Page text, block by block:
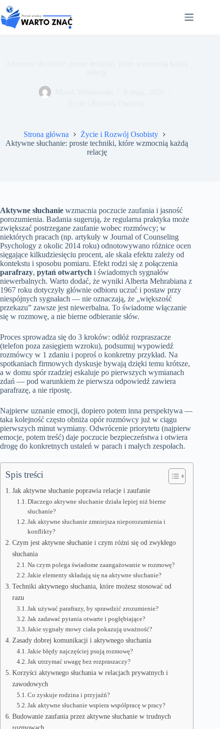
do
treści
Strona główna
Życie i Rozwój Osobisty
Aktywne słuchanie: proste techniki, które wzmocnią każdą
relację
Aktywne słuchanie wzmacnia poczucie zaufania i jasność
porozumienia. Badania sugerują, że regularna praktyka może
zwiększać postrzegane zaufanie wobec rozmówcy; w
niektórych pracach (np. artykuły w Journal of Counseling
Psychology z okolic 2014 roku) odnotowywano różnice ocen
sięgające kilkudziesięciu procent, ale skala efektu zależy od
kontekstu i sposobu pomiaru. Efekt rodzi się z połączenia
parafrazy, pytań otwartych i świadomych sygnałów
niewerbalnych. Warto dodać, że wyniki Alberta Mehrabiana z
1967 roku dotyczyły głównie odbioru uczuć i postaw przy
niespójnych sygnałach — nie oznaczają, że „większość
przekazu” zawsze jest niewerbalna. To świadome włączanie
się w rozmowę, a nie bierne odbieranie słów.
Proces sprowadza się do 3 kroków: odłóż rozpraszacze
(telefon poza zasięgiem wzroku), podsumuj wypowiedź
rozmówcy w 1 zdaniu i poproś o konkretny przykład. Na
spotkaniach firmowych dyskusje bywają dzięki temu krótsze,
a w domu spór rzadziej eskaluje po pierwszych wymianach
zdań — pod warunkiem że pierwsza odpowiedź zawiera
parafrazę, a nie ripostę.
Najpierw uznanie emocji, dopiero potem inna perspektywa —
taka kolejność często obniża opór rozmówcy już w ciągu
pierwszych minut wymiany. Odwrócenie priorytetu (najpierw
emocje, potem treść) daje poczucie bezpieczeństwa i otwiera
drogę do konkretnych ustaleń w parach i małych zespołach.
Spis treści
Jak aktywne słuchanie poprawia relacje i zaufanie
Dlaczego aktywne słuchanie działa lepiej niż bierne
słuchanie?
Jak aktywne słuchanie zmniejsza nieporozumienia i
konflikty?
Czym jest aktywne słuchanie i czym różni się od zwykłego
słuchania
Na czym polega świadome zaangażowanie w rozmowę?
Jakie elementy składają się na aktywne słuchanie?
Techniki aktywnego słuchania, które możesz stosować od
razu
Jak używać parafrazy, by sprawdzić zrozumienie?
Jak zadawać pytania otwarte i pogłębiające?
Jakie sygnały mowy ciała pokazują uważność?
Zasady dobrej komunikacji i aktywnego słuchania
Jakie błędy najczęściej psują rozmowę?
Jak utrzymać uwagę bez rozpraszaczy?
Korzyści aktywnego słuchania w relacjach prywatnych i
zawodowych
Co zyskuje rodzina i przyjaźń?
Jak aktywne słuchanie wspiera współpracę w pracy?
Budowanie zaufania przez aktywne słuchanie w trudnych